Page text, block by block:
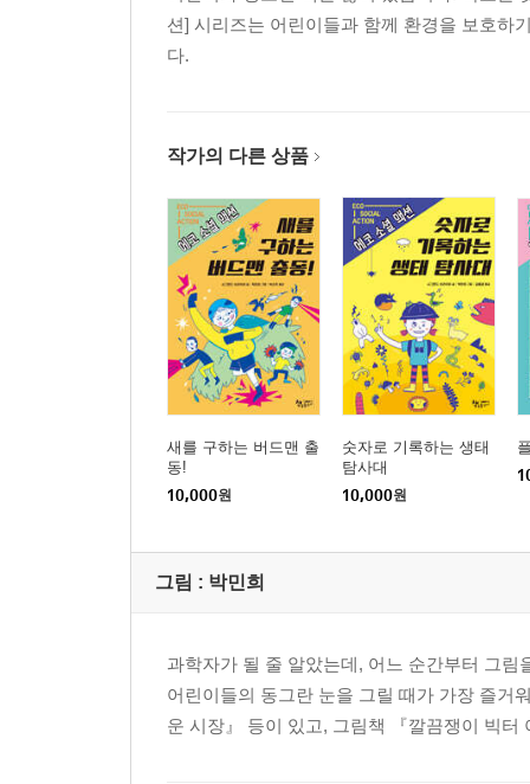
션] 시리즈는 어린이들과 함께 환경을 보호하
다.
작가의 다른 상품
새를 구하는 버드맨 출
동!
10,000원
숫자로 기록하는 생태
탐사대
10,000원
그림 : 박민희
과학자가 될 줄 알았는데, 어느 순간부터 그
어린이들의 동그란 눈을 그릴 때가 가장 즐거
운 시장』 등이 있고, 그림책 『깔끔쟁이 빅터